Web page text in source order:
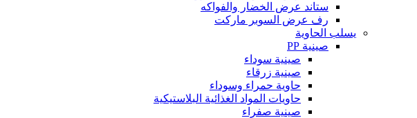
ستاند عرض الخضار والفواكه
رف عرض السوبر ماركت
يسلب الحاوية
صينية PP
صينية سوداء
صينية زرقاء
حاوية حمراء وسوداء
حاويات المواد الغذائية البلاستيكية
صينية صفراء